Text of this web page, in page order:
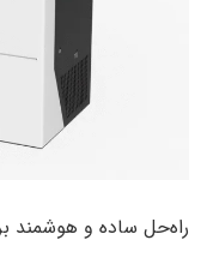
راه‌حل ساده و هوشمند